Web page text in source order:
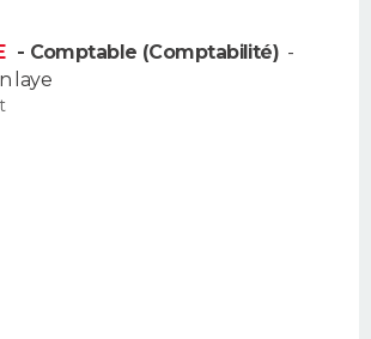
- Comptable (Comptabilité) -
laye